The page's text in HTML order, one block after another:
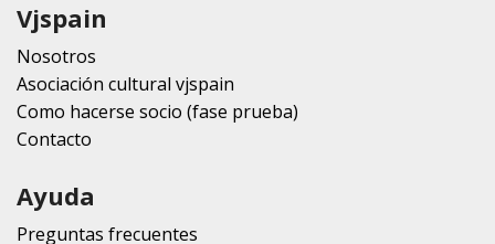
Vjspain
Nosotros
Asociación cultural vjspain
Como hacerse socio (fase prueba)
Contacto
Ayuda
Preguntas frecuentes